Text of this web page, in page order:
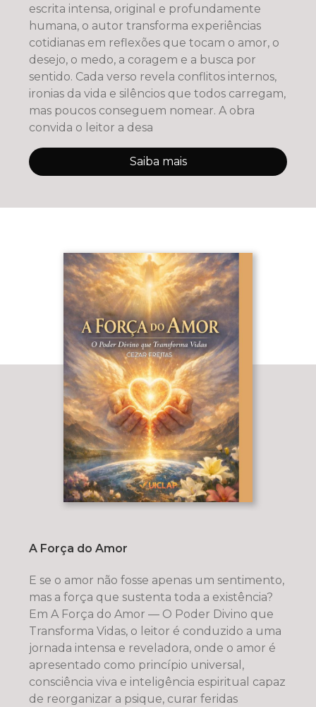
escrita intensa, original e profundamente
humana, o autor transforma experiências
cotidianas em reflexões que tocam o amor, o
desejo, o medo, a coragem e a busca por
sentido. Cada verso revela conflitos internos,
ironias da vida e silêncios que todos carregam,
mas poucos conseguem nomear. A obra
convida o leitor a desa
Saiba mais
A Força do Amor
E se o amor não fosse apenas um sentimento,
mas a força que sustenta toda a existência?
Em A Força do Amor — O Poder Divino que
Transforma Vidas, o leitor é conduzido a uma
jornada intensa e reveladora, onde o amor é
apresentado como princípio universal,
consciência viva e inteligência espiritual capaz
de reorganizar a psique, curar feridas